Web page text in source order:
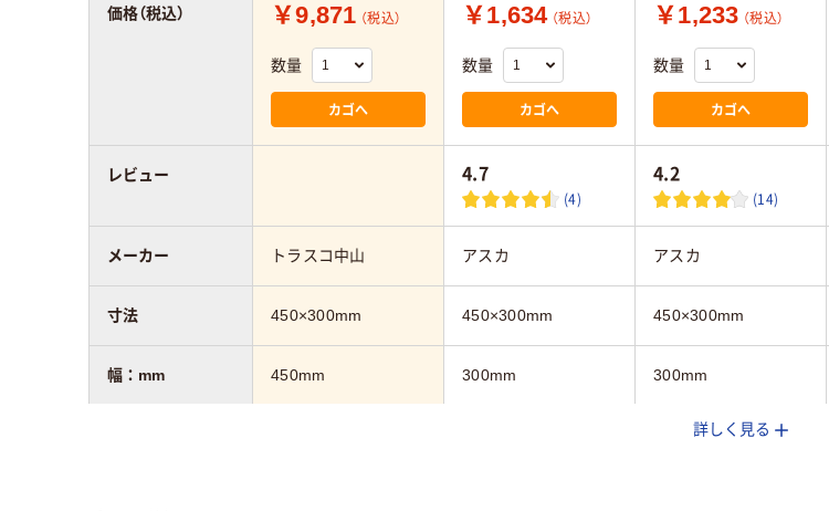
￥9,871 （税込）
数量
カゴへ
￥1,634 （税込）
数量
カゴへ
￥1,233 （税込）
数量
カゴへ
4.7
(4)
4.2
(14)
トラスコ中山 アスカ アスカ
450×300mm 450×300mm 450×300mm
450mm 300mm 300mm
450mm
価格（税込）
レビュー
メーカー
寸法
幅：mm
詳しく見る